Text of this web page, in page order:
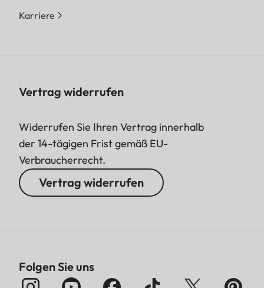
Karriere
Vertrag widerrufen
Widerrufen Sie Ihren Vertrag innerhalb
der 14-tägigen Frist gemäß EU-
Verbraucherrecht.
Vertrag widerrufen
Folgen Sie uns